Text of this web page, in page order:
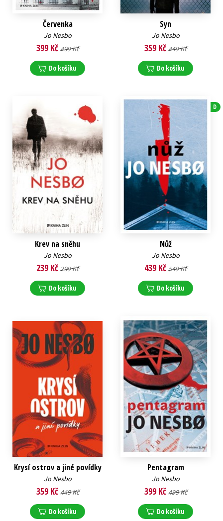
Červenka
Jo Nesbo
399 Kč 499 Kč
Do košíku
Syn
Jo Nesbo
359 Kč 449 Kč
Do košíku
Krev na sněhu
Jo Nesbo
239 Kč 299 Kč
Do košíku
D
Nůž
Jo Nesbo
439 Kč 549 Kč
Do košíku
Krysí ostrov a jiné povídky
Jo Nesbo
359 Kč 449 Kč
Do košíku
Pentagram
Jo Nesbo
399 Kč 499 Kč
Do košíku